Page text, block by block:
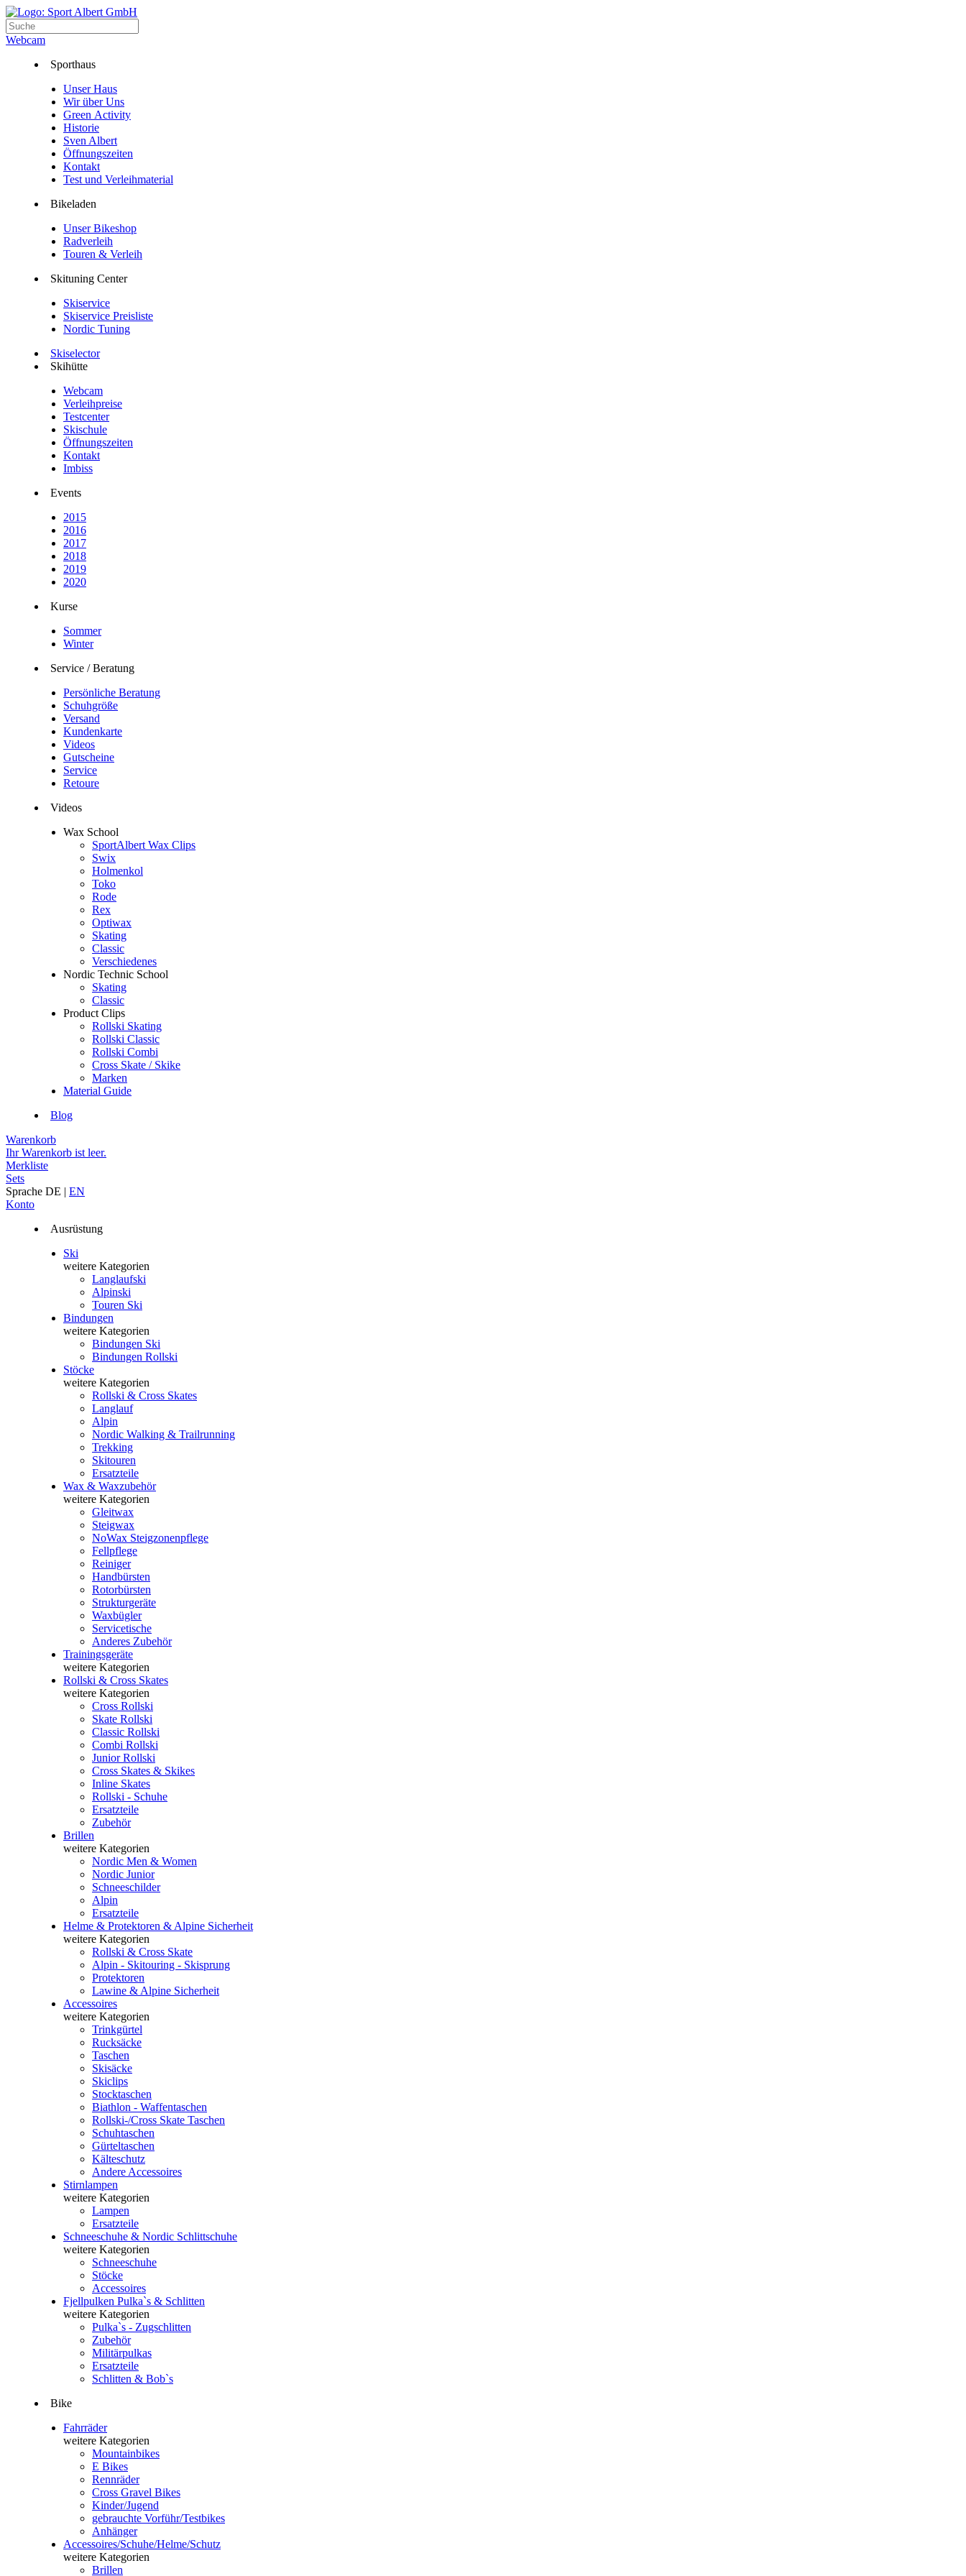
Webcam
Sporthaus
Unser Haus
Wir über Uns
Green Activity
Historie
Sven Albert
Öffnungszeiten
Kontakt
Test und Verleihmaterial
Bikeladen
Unser Bikeshop
Radverleih
Touren & Verleih
Skituning Center
Skiservice
Skiservice Preisliste
Nordic Tuning
Skiselector
Skihütte
Webcam
Verleihpreise
Testcenter
Skischule
Öffnungszeiten
Kontakt
Imbiss
Events
2015
2016
2017
2018
2019
2020
Kurse
Sommer
Winter
Service / Beratung
Persönliche Beratung
Schuhgröße
Versand
Kundenkarte
Videos
Gutscheine
Service
Retoure
Videos
Wax School
SportAlbert Wax Clips
Swix
Holmenkol
Toko
Rode
Rex
Optiwax
Skating
Classic
Verschiedenes
Nordic Technic School
Skating
Classic
Product Clips
Rollski Skating
Rollski Classic
Rollski Combi
Cross Skate / Skike
Marken
Material Guide
Blog
Warenkorb
Ihr Warenkorb ist leer.
Merkliste
Sets
Sprache DE | EN
Konto
Ausrüstung
Ski
weitere Kategorien
Langlaufski
Alpinski
Touren Ski
Bindungen
weitere Kategorien
Bindungen Ski
Bindungen Rollski
Stöcke
weitere Kategorien
Rollski & Cross Skates
Langlauf
Alpin
Nordic Walking & Trailrunning
Trekking
Skitouren
Ersatzteile
Wax & Waxzubehör
weitere Kategorien
Gleitwax
Steigwax
NoWax Steigzonenpflege
Fellpflege
Reiniger
Handbürsten
Rotorbürsten
Strukturgeräte
Waxbügler
Servicetische
Anderes Zubehör
Trainingsgeräte
weitere Kategorien
Rollski & Cross Skates
weitere Kategorien
Cross Rollski
Skate Rollski
Classic Rollski
Combi Rollski
Junior Rollski
Cross Skates & Skikes
Inline Skates
Rollski - Schuhe
Ersatzteile
Zubehör
Brillen
weitere Kategorien
Nordic Men & Women
Nordic Junior
Schneeschilder
Alpin
Ersatzteile
Helme & Protektoren & Alpine Sicherheit
weitere Kategorien
Rollski & Cross Skate
Alpin - Skitouring - Skisprung
Protektoren
Lawine & Alpine Sicherheit
Accessoires
weitere Kategorien
Trinkgürtel
Rucksäcke
Taschen
Skisäcke
Skiclips
Stocktaschen
Biathlon - Waffentaschen
Rollski-/Cross Skate Taschen
Schuhtaschen
Gürteltaschen
Kälteschutz
Andere Accessoires
Stirnlampen
weitere Kategorien
Lampen
Ersatzteile
Schneeschuhe & Nordic Schlittschuhe
weitere Kategorien
Schneeschuhe
Stöcke
Accessoires
Fjellpulken Pulka`s & Schlitten
weitere Kategorien
Pulka`s - Zugschlitten
Zubehör
Militärpulkas
Ersatzteile
Schlitten & Bob`s
Bike
Fahrräder
weitere Kategorien
Mountainbikes
E Bikes
Rennräder
Cross Gravel Bikes
Kinder/Jugend
gebrauchte Vorführ/Testbikes
Anhänger
Accessoires/Schuhe/Helme/Schutz
weitere Kategorien
Brillen